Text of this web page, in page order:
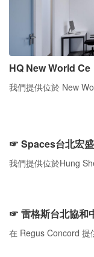
HQ New World Ce
我們提供位於 New
☞ Spaces台北宏
我們提供位於Hung
☞ 雷格斯台北協和
在 Regus Concord 提